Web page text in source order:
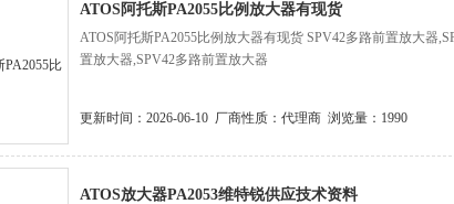
ATOS阿托斯PA2055比例放大器有现货
ATOS阿托斯PA2055比例放大器有现货 SPV42多路前置放大器
置放大器,SPV42多路前置放大器
更新时间：2026-06-10 厂商性质：代理商 浏览量：1990
ATOS放大器PA2053维特锐供应技术资料